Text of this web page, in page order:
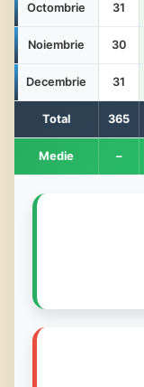
Octombrie 31
Noiembrie 30
Decembrie 31
Total 365
Medie –